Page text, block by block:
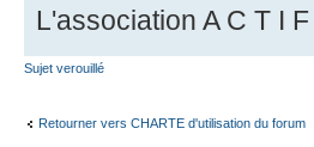
L'association A C T I F
Sujet verouillé
Retourner vers CHARTE d'utilisation du forum